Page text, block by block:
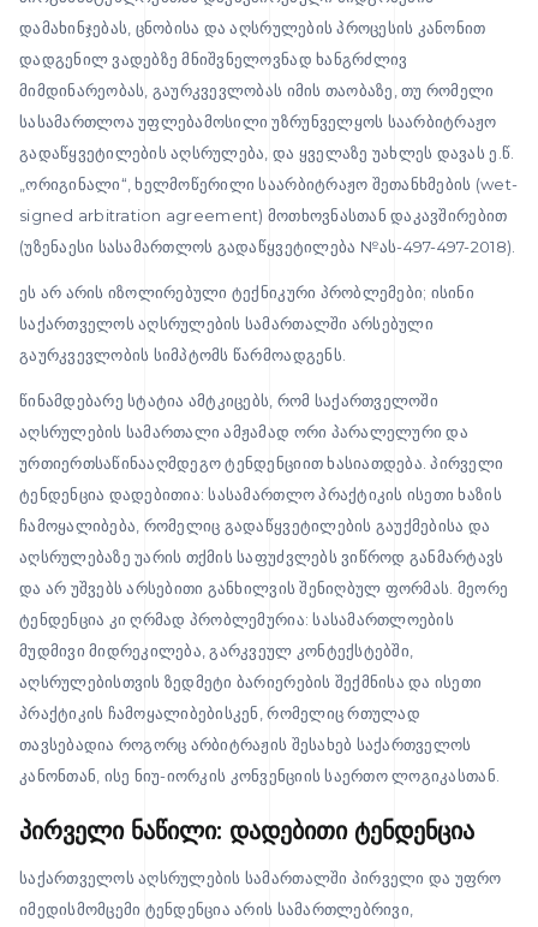
დამახინჯებას, ცნობისა და აღსრულების პროცესის კანონით
დადგენილ ვადებზე მნიშვნელოვნად ხანგრძლივ
მიმდინარეობას, გაურკვევლობას იმის თაობაზე, თუ რომელი
სასამართლოა უფლებამოსილი უზრუნველყოს საარბიტრაჟო
გადაწყვეტილების აღსრულება, და ყველაზე უახლეს დავას ე.წ.
„ორიგინალი“, ხელმოწერილი საარბიტრაჟო შეთანხმების (wet-
signed arbitration agreement) მოთხოვნასთან დაკავშირებით
(უზენაესი სასამართლოს გადაწყვეტილება №ას-497-497-2018).
ეს არ არის იზოლირებული ტექნიკური პრობლემები; ისინი
საქართველოს აღსრულების სამართალში არსებული
გაურკვევლობის სიმპტომს წარმოადგენს.
წინამდებარე სტატია ამტკიცებს, რომ საქართველოში
აღსრულების სამართალი ამჟამად ორი პარალელური და
ურთიერთსაწინააღმდეგო ტენდენციით ხასიათდება. პირველი
ტენდენცია დადებითია: სასამართლო პრაქტიკის ისეთი ხაზის
ჩამოყალიბება, რომელიც გადაწყვეტილების გაუქმებისა და
აღსრულებაზე უარის თქმის საფუძვლებს ვიწროდ განმარტავს
და არ უშვებს არსებითი განხილვის შენიღბულ ფორმას. მეორე
ტენდენცია კი ღრმად პრობლემურია: სასამართლოების
მუდმივი მიდრეკილება, გარკვეულ კონტექსტებში,
აღსრულებისთვის ზედმეტი ბარიერების შექმნისა და ისეთი
პრაქტიკის ჩამოყალიბებისკენ, რომელიც რთულად
თავსებადია როგორც არბიტრაჟის შესახებ საქართველოს
კანონთან, ისე ნიუ-იორკის კონვენციის საერთო ლოგიკასთან.
პირველი ნაწილი: დადებითი ტენდენცია
საქართველოს აღსრულების სამართალში პირველი და უფრო
იმედისმომცემი ტენდენცია არის სამართლებრივი,